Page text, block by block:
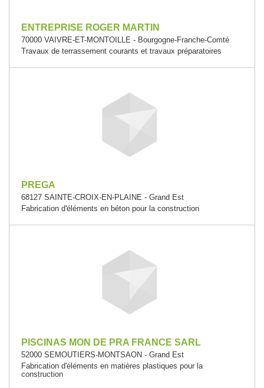
ENTREPRISE ROGER MARTIN
70000 VAIVRE-ET-MONTOILLE - Bourgogne-Franche-Comté
Travaux de terrassement courants et travaux préparatoires
PREGA
68127 SAINTE-CROIX-EN-PLAINE - Grand Est
Fabrication d'éléments en béton pour la construction
PISCINAS MON DE PRA FRANCE SARL
52000 SEMOUTIERS-MONTSAON - Grand Est
Fabrication d'éléments en matières plastiques pour la
construction